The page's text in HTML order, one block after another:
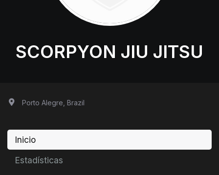
SCORPYON JIU JITSU
Porto Alegre, Brazil
Inicio
Estadísticas